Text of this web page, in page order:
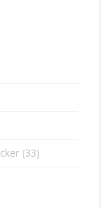
(33)